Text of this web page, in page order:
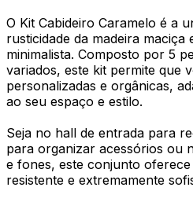
O Kit Cabideiro Caramelo é a
rusticidade da madeira maciça
minimalista. Composto por 5
variados, este kit permite que
personalizadas e orgânicas,
ao seu espaço e estilo.
Seja no hall de entrada para
para organizar acessórios ou
e fones, este conjunto
resistente e extremamente